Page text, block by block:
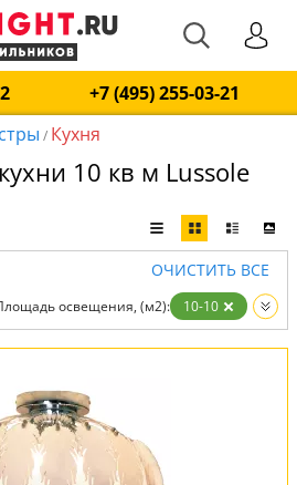
+7 (495) 255-03-21
/ Кухня
10 кв м Lussole
ОЧИСТИТЬ ВСЕ
освещения, (м2):
10-10